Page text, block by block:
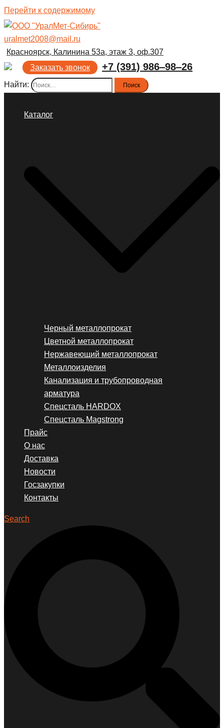
Перейти к содержимому
uralmet2008@mail.ru
Красноярск, Калинина 53а, этаж 3, оф.307
Заказать звонок
+7 (391) 986‒98‒26
Найти:
Каталог
Черный металлопрокат
Цветной металлопрокат
Нержавеющий металлопрокат
Металлоизделия
Канализация и трубопроводная
арматура
Спецсталь HARDOX
Спецсталь Magstrong
Прайс
О нас
Доставка
Новости
Госзакупки
Контакты
Search